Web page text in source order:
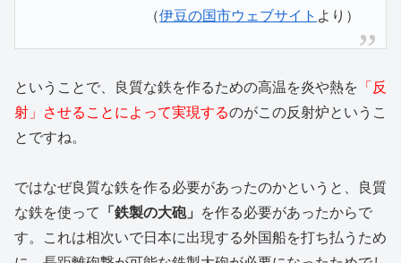
（伊豆の国市ウェブサイト より）
ということで、良質な鉄を作るための高温を炎や熱を 「反
射」させることによって実現するのがこの反射炉というこ
とですね。
ではなぜ良質な鉄を作る必要があったのかというと、良質
な鉄を使って
「鉄製の大砲」
を作る必要があったからで
す。これは相次いで日本に出現する外国船を打ち払うため